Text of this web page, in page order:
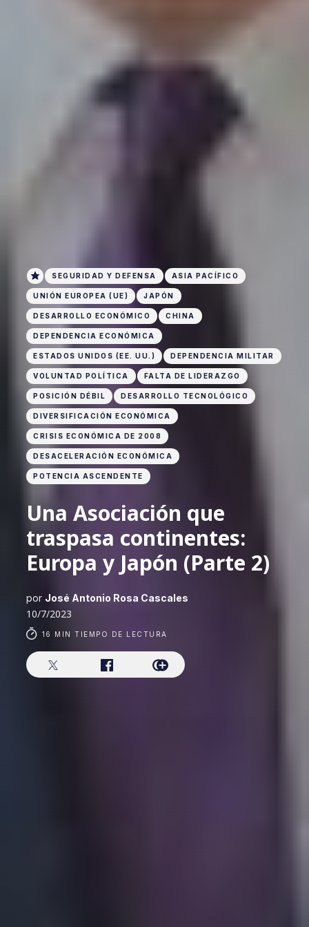
SEGURIDAD Y DEFENSA ASIA PACÍFICO
UNIÓN EUROPEA (UE) JAPÓN
DESARROLLO ECONÓMICO CHINA
DEPENDENCIA ECONÓMICA
ESTADOS UNIDOS (EE. UU.) DEPENDENCIA MILITAR
VOLUNTAD POLÍTICA FALTA DE LIDERAZGO
POSICIÓN DÉBIL DESARROLLO TECNOLÓGICO
DIVERSIFICACIÓN ECONÓMICA
CRISIS ECONÓMICA DE 2008
DESACELERACIÓN ECONÓMICA
POTENCIA ASCENDENTE
Una Asociación que
traspasa continentes:
Europa y Japón (Parte 2)
por José Antonio Rosa Cascales
10/7/2023
16 MIN TIEMPO DE LECTURA